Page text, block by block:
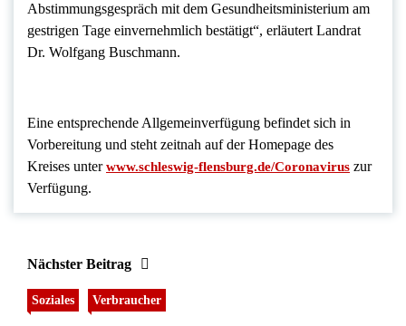
Abstimmungsgespräch mit dem Gesundheitsministerium am
gestrigen Tage einvernehmlich bestätigt“, erläutert Landrat
Dr. Wolfgang Buschmann.
Eine entsprechende Allgemeinverfügung befindet sich in
Vorbereitung und steht zeitnah auf der Homepage des
Kreises unterwww.schleswig-flensburg.de/Coronavirus zur
Verfügung.
Nächster Beitrag
Soziales Verbraucher